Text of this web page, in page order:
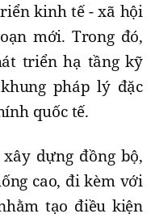
kinh tế - xã hội
mới. Trong đó,
triển hạ tầng kỹ
pháp lý đặc
quốc tế.
dựng đồng bộ,
cao, đi kèm với
tạo điều kiện